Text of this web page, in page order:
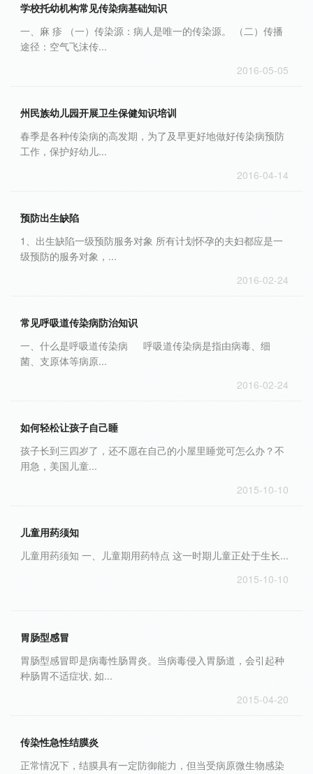
学校托幼机构常见传染病基础知识
一、麻 疹 （一）传染源：病人是唯一的传染源。 （二）传播
途径：空气飞沫传...
2016-05-05
州民族幼儿园开展卫生保健知识培训
春季是各种传染病的高发期，为了及早更好地做好传染病预防
工作，保护好幼儿...
2016-04-14
预防出生缺陷
1、出生缺陷一级预防服务对象 所有计划怀孕的夫妇都应是一
级预防的服务对象，...
2016-02-24
常见呼吸道传染病防治知识
一、什么是呼吸道传染病 呼吸道传染病是指由病毒、细
菌、支原体等病原...
2016-02-24
如何轻松让孩子自己睡
孩子长到三四岁了，还不愿在自己的小屋里睡觉可怎么办？不
用急，美国儿童...
2015-10-10
儿童用药须知
儿童用药须知 一、儿童期用药特点 这一时期儿童正处于生长...
2015-10-10
胃肠型感冒
胃肠型感冒即是病毒性肠胃炎。当病毒侵入胃肠道，会引起种
种肠胃不适症状, 如...
2015-04-20
传染性急性结膜炎
正常情况下，结膜具有一定防御能力，但当受病原微生物感染